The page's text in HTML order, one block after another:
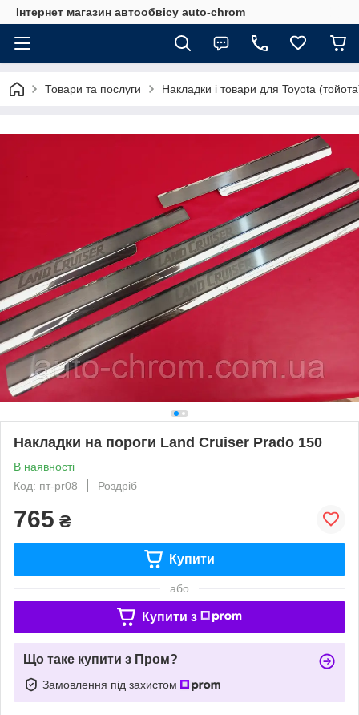
Інтернет магазин автообвісу auto-chrom
Товари та послуги Накладки і товари для Toyota
Накладки на пороги Land Cruiser Prado 150
В наявності
Код: пт-pr08
Роздріб
765 ₴
Купити
або
Купити з
Що таке купити з Пром?
Замовлення під захистом